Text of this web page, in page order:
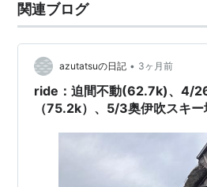
関連ブログ
azutatsuの日記 • 3ヶ月前
ride：迫間不動(62.7k)、4/
（75.2k）、5/3奥伊吹スキ